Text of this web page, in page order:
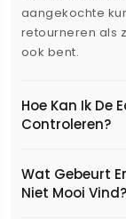
aangekochte
retourneren als
ook bent.
Hoe Kan Ik De
Controleren?
Wat Gebeurt
Niet Mooi Vind?